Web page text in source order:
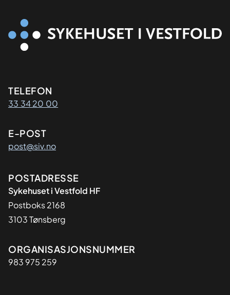
Kontaktinformasjon
TELEFON
33 34 20 00
E-POST
post@siv.no
Adresse
POSTADRESSE
Sykehuset i Vestfold HF
Postboks 2168
3103 Tønsberg
Organisasjon
ORGANISASJONSNUMMER
983 975 259